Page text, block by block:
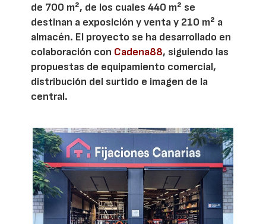
de 700 m², de los cuales 440 m² se
destinan a exposición y venta y 210 m² a
almacén. El proyecto se ha desarrollado en
colaboración con Cadena88, siguiendo las
propuestas de equipamiento comercial,
distribución del surtido e imagen de la
central.